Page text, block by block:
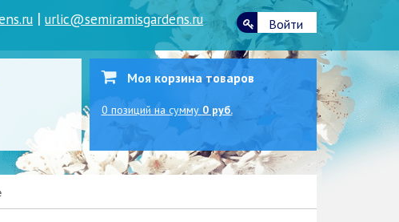
|urlic@semiramisgardens.ru Войти
Моя корзина товаров
0 позиций на сумму 0 руб.